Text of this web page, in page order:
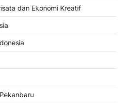
dan Ekonomi Kreatif